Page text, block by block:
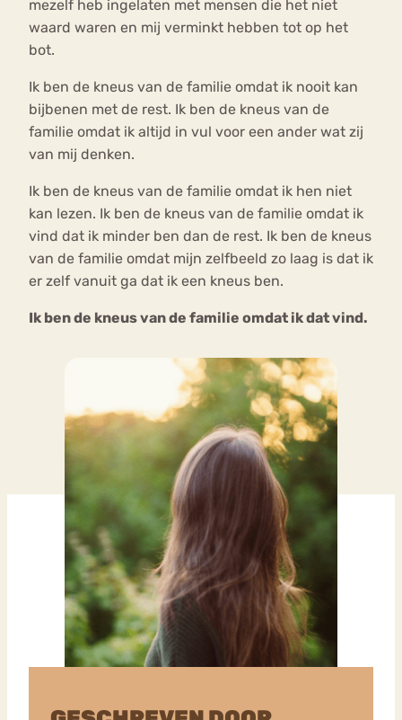
mezelf heb ingelaten met mensen die het niet
waard waren en mij verminkt hebben tot op het
bot.
Ik ben de kneus van de familie omdat ik nooit kan
bijbenen met de rest. Ik ben de kneus van de
familie omdat ik altijd in vul voor een ander wat zij
van mij denken.
Ik ben de kneus van de familie omdat ik hen niet
kan lezen. Ik ben de kneus van de familie omdat ik
vind dat ik minder ben dan de rest. Ik ben de kneus
van de familie omdat mijn zelfbeeld zo laag is dat ik
er zelf vanuit ga dat ik een kneus ben.
Ik ben de kneus van de familie omdat ik dat vind.